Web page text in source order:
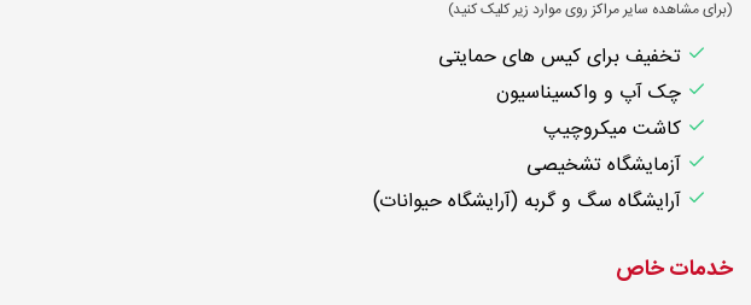
(برای مشاهده سایر مراکز روی موارد زیر کلیک کنید)
تخفیف برای کیس های حمایتی
چک آپ و واکسیناسیون
کاشت میکروچیپ
آزمایشگاه تشخیصی
آرایشگاه سگ و گربه (آرایشگاه حیوانات)
خدمات خاص